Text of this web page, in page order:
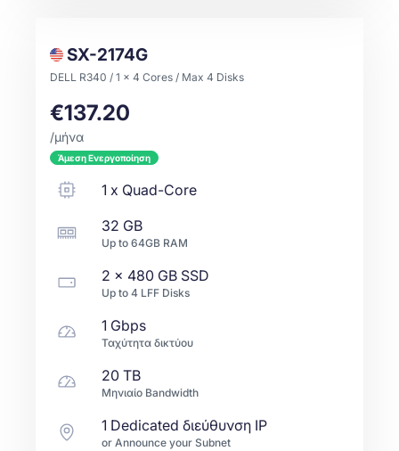
SX-2174G
DELL R340 / 1 x 4 Cores / Max 4 Disks
€137.20
/μήνα
Άμεση Ενεργοποίηση
1 x Quad-Core
32 GB
Up to 64GB RAM
2 x 480 GB SSD
Up to4 LFF Disks
1 Gbps
Ταχύτητα δικτύου
20 TB
Μηνιαίο Bandwidth
1 Dedicated διεύθυνση IP
or Announce your Subnet